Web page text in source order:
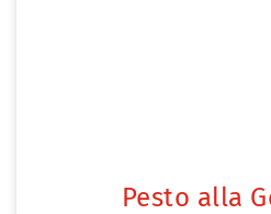
Pesto alla